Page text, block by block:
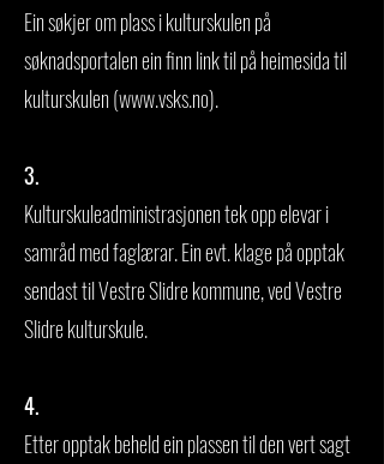
Ein søkjer om plass i kulturskulen på
søknadsportalen ein finn link til på heimesida til
kulturskulen (www.vsks.no).
3.
Kulturskuleadministrasjonen tek opp elevar i
samråd med faglærar. Ein evt. klage på opptak
sendast til Vestre Slidre kommune, ved Vestre
Slidre kulturskule.
4.
Etter opptak beheld ein plassen til den vert sagt